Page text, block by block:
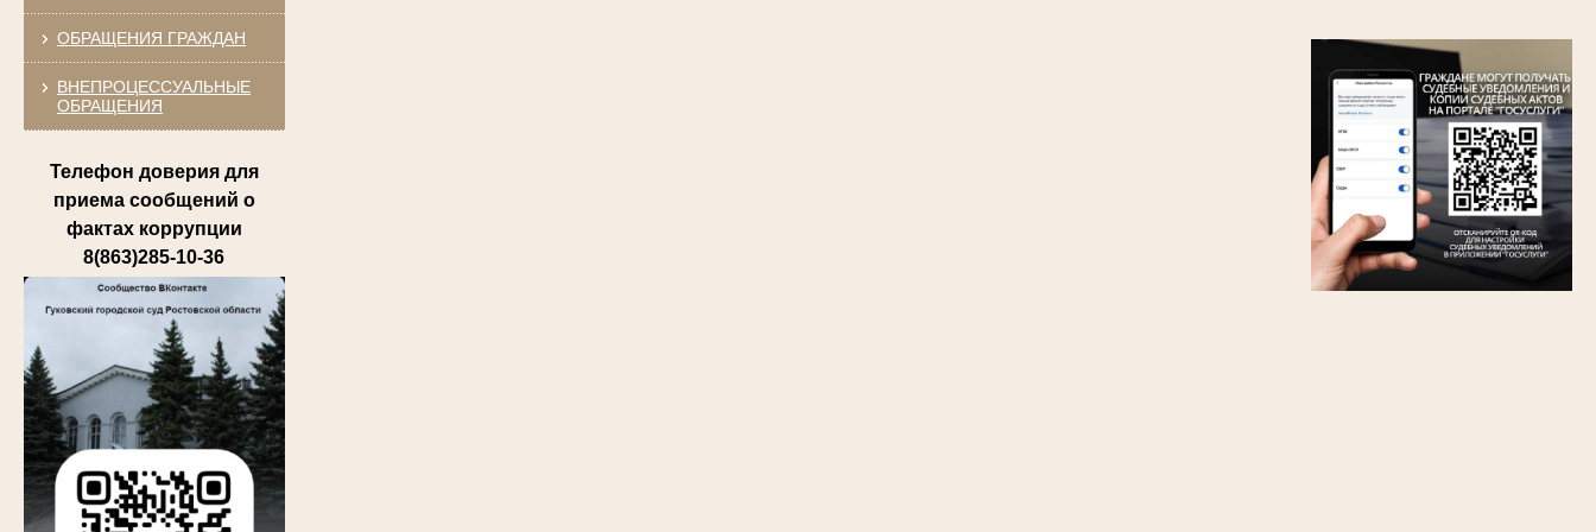
ОБРАЩЕНИЯ ГРАЖДАН
ВНЕПРОЦЕССУАЛЬНЫЕ
ОБРАЩЕНИЯ
Телефон доверия для
приема сообщений о
фактах коррупции
8(863)285-10-36